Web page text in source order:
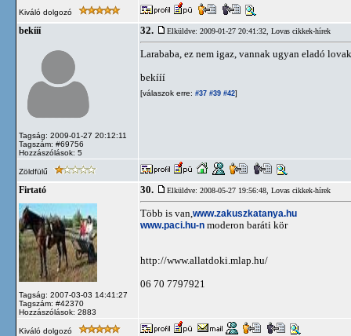
Kiváló dolgozó
bekííí
Tagság: 2009-01-27 20:12:11
Tagszám: #69756
Hozzászólások: 5
32. Elküldve: 2009-01-27 20:41:32, Lovas cikkek-hírek
Larababa, ez nem igaz, vannak ugyan eladó
bekííí
[válaszok erre: #37 #39 #42]
Zöldfülű
Firtató
Tagság: 2007-03-03 14:41:27
Tagszám: #42370
Hozzászólások: 2883
30. Elküldve: 2008-05-27 19:56:48, Lovas cikkek-hírek
Több is van, www.zakuszkatanya.hu
www.paci.hu-n moderon baráti kör
http://www.allatdoki.mlap.hu/
06 70 7797921
Kiváló dolgozó